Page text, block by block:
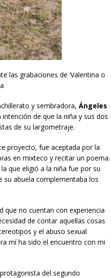
las grabaciones de ‘Valentina o
y sembradora, Ángeles
de que la niña y sus dos
de su largometraje.
proyecto, fue aceptada por la
en mixteco y recitar un poema.
que eligió a la niña fue por su
su abuela complementaba los
que no cuentan con experiencia
de contar aquellas cosas
y el abuso sexual
mí ha sido el encuentro con mi
del segundo